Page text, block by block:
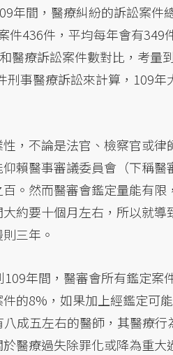
年間，醫療糾紛的訴訟案件
件436件，平均每年會有349
醫療訴訟案件數對比，考量
刑事醫療訴訟來計算，109
，不論是法官、檢察官或
賴醫事審議委員會（下稱
。然而醫審會鑑定量能有
約要十個月左右，所以就
三年。
109年間，醫審會所有鑑定
的8%，如果加上經鑑定可
成五左右的醫師，其醫療
醫療過失除罪化或降為重